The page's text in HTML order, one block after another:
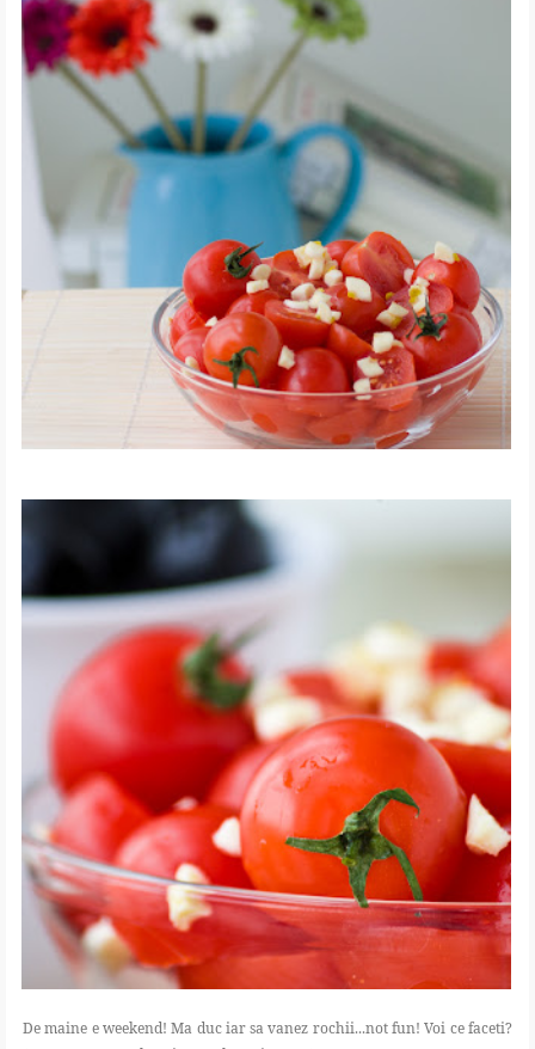
De maine e weekend! Ma duc iar sa vanez rochii...not fun! Voi ce faceti?